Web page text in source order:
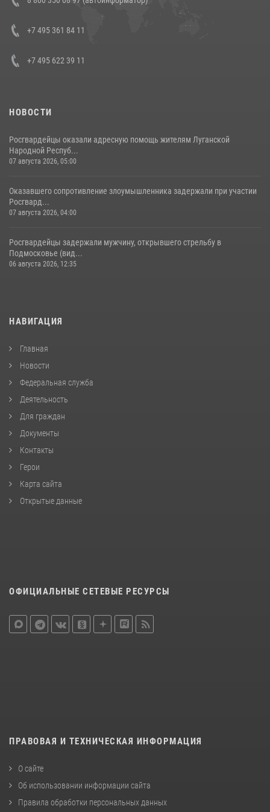
боевого опыта
+7 495 361 84 11
+7 495 622 39 11
НОВОСТИ
Росгвардейцы оказали адресную помощь жителям Луганской
Народной Респуб...
07 августа 2026, 05:00
Оказавшего сопротивление злоумышленника задержали при участии
Росгвард...
07 августа 2026, 04:00
Росгвардейцы задержали мужчину, открывшего стрельбу в
Подмосковье (вид...
06 августа 2026, 12:35
НАВИГАЦИЯ
Главная
Новости
Федеральная служба
Деятельность
Для граждан
Документы
Контакты
Герои
Карта сайта
Открытые данные
ОФИЦИАЛЬНЫЕ СЕТЕВЫЕ РЕСУРСЫ
ПРАВОВАЯ И ТЕХНИЧЕСКАЯ ИНФОРМАЦИЯ
О сайте
Об использовании информации сайта
Правила обработки персональных данных